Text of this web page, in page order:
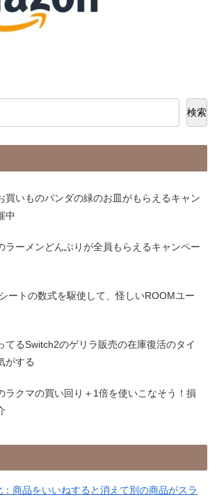
検索
買いものパンダの緑のお皿がもらえるキャン
中
ラーメンどんぶりが全員もらえるキャンペー
ートの数式を駆使して、怪しいROOMユー
てるSwitch2のゲリラ販売の在庫復活のタイ
がする
ラクマの買い回り＋1倍を使いこなそう！損
商品をいいねすると消えて別の商品がスラ